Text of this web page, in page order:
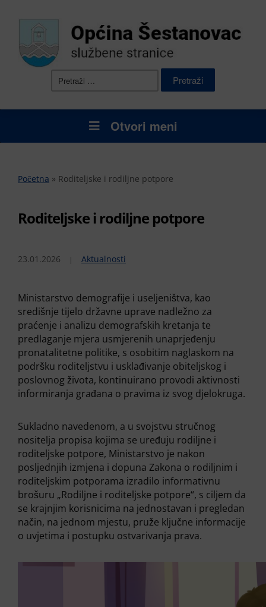
Otvori meni
Početna » Roditeljske i rodiljne potpore
Roditeljske i rodiljne potpore
23.01.2026 Aktualnosti
Ministarstvo demografije i useljeništva, kao
središnje tijelo državne uprave nadležno za
praćenje i analizu demografskih kretanja te
predlaganje mjera usmjerenih unaprjeđenju
pronatalitetne politike, s osobitim naglaskom na
podršku roditeljstvu i usklađivanje obiteljskog i
poslovnog života, kontinuirano provodi aktivnosti
informiranja građana o pravima iz svog djelokruga.
Sukladno navedenom, a u svojstvu stručnog
nositelja propisa kojima se uređuju rodiljne i
roditeljske potpore, Ministarstvo je nakon
posljednjih izmjena i dopuna Zakona o rodiljnim i
roditeljskim potporama izradilo informativnu
brošuru „Rodiljne i roditeljske potpore“, s ciljem da
se krajnjim korisnicima na jednostavan i pregledan
način, na jednom mjestu, pruže ključne informacije
o uvjetima i postupku ostvarivanja prava.